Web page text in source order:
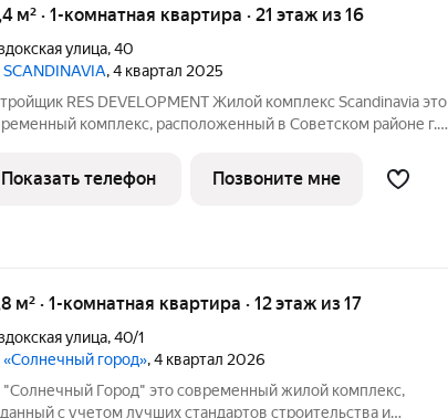
м² · 1-комнатная квартира · 21 этаж из 16
улица,40
SCANDINAVIA, 4 квартал 2025
RES DEVELOPMENT Жилой комплекс Scandinavia это
комплекс, расположенный в Советском районе г.
функциональными планировками, которые
вам высокий
Показать телефон Позвоните мне
м² · 1-комнатная квартира · 12 этаж из 17
улица,40/1
«Солнечный город», 4 квартал 2026
Город" это современный жилой комплекс,
с учетом лучших стандартов строительства и